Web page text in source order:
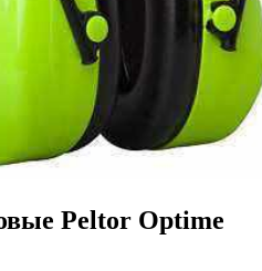
Peltor Optime